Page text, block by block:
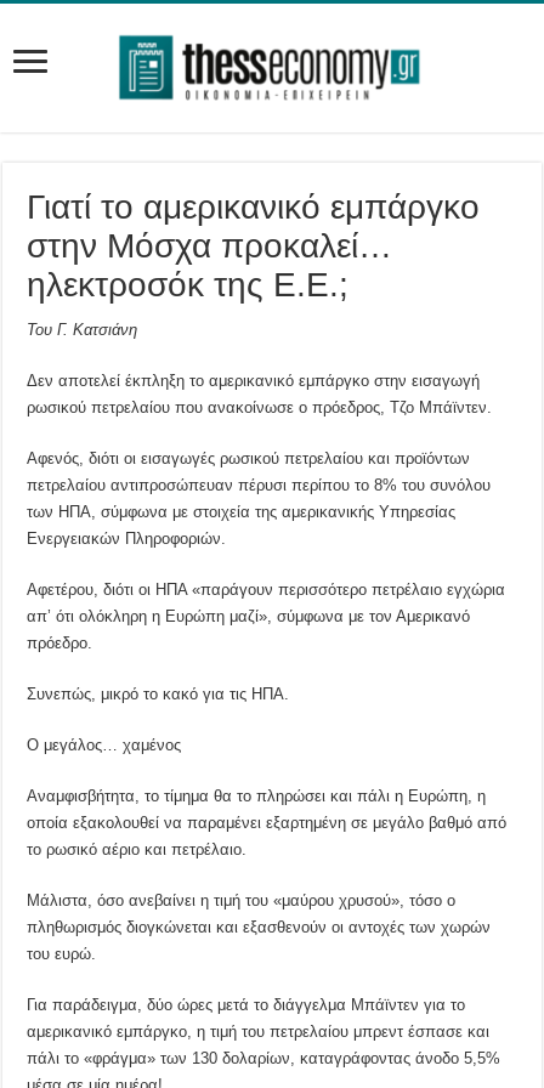
Γιατί το αμερικανικό εμπάργκο
στην Μόσχα προκαλεί…
ηλεκτροσόκ της Ε.Ε.;
Του Γ. Κατσιάνη
Δεν αποτελεί έκπληξη το αμερικανικό εμπάργκο στην εισαγωγή
ρωσικού πετρελαίου που ανακοίνωσε ο πρόεδρος, Τζο Μπάϊντεν.
Αφενός, διότι οι εισαγωγές ρωσικού πετρελαίου και προϊόντων
πετρελαίου αντιπροσώπευαν πέρυσι περίπου το 8% του συνόλου
των ΗΠΑ, σύμφωνα με στοιχεία της αμερικανικής Υπηρεσίας
Ενεργειακών Πληροφοριών.
Αφετέρου, διότι οι ΗΠΑ «παράγουν περισσότερο πετρέλαιο εγχώρια
απ’ ότι ολόκληρη η Ευρώπη μαζί», σύμφωνα με τον Αμερικανό
πρόεδρο.
Συνεπώς, μικρό το κακό για τις ΗΠΑ.
Ο μεγάλος… χαμένος
Αναμφισβήτητα, το τίμημα θα το πληρώσει και πάλι η Ευρώπη, η
οποία εξακολουθεί να παραμένει εξαρτημένη σε μεγάλο βαθμό από
το ρωσικό αέριο και πετρέλαιο.
Μάλιστα, όσο ανεβαίνει η τιμή του «μαύρου χρυσού», τόσο ο
πληθωρισμός διογκώνεται και εξασθενούν οι αντοχές των χωρών
του ευρώ.
Για παράδειγμα, δύο ώρες μετά το διάγγελμα Μπάϊντεν για το
αμερικανικό εμπάργκο, η τιμή του πετρελαίου μπρεντ έσπασε και
πάλι το «φράγμα» των 130 δολαρίων, καταγράφοντας άνοδο 5,5%